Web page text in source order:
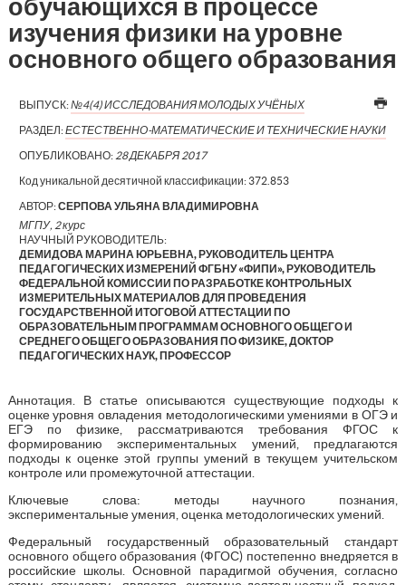
обучающихся в процессе
изучения физики на уровне
основного общего образования
ВЫПУСК:№4(4) ИССЛЕДОВАНИЯ МОЛОДЫХ УЧЁНЫХ
РАЗДЕЛ:ЕСТЕСТВЕННО-МАТЕМАТИЧЕСКИЕ И ТЕХНИЧЕСКИЕ НАУКИ
ОПУБЛИКОВАНО: 28 ДЕКАБРЯ 2017
Код уникальной десятичной классификации: 372.853
АВТОР:СЕРПОВА УЛЬЯНА ВЛАДИМИРОВНА
МГПУ, 2 курс
НАУЧНЫЙ РУКОВОДИТЕЛЬ:
ДЕМИДОВА МАРИНА ЮРЬЕВНА, РУКОВОДИТЕЛЬ ЦЕНТРА
ПЕДАГОГИЧЕСКИХ ИЗМЕРЕНИЙ ФГБНУ «ФИПИ», РУКОВОДИТЕЛЬ
ФЕДЕРАЛЬНОЙ КОМИССИИ ПО РАЗРАБОТКЕ КОНТРОЛЬНЫХ
ИЗМЕРИТЕЛЬНЫХ МАТЕРИАЛОВ ДЛЯ ПРОВЕДЕНИЯ
ГОСУДАРСТВЕННОЙ ИТОГОВОЙ АТТЕСТАЦИИ ПО
ОБРАЗОВАТЕЛЬНЫМ ПРОГРАММАМ ОСНОВНОГО ОБЩЕГО И
СРЕДНЕГО ОБЩЕГО ОБРАЗОВАНИЯ ПО ФИЗИКЕ, ДОКТОР
ПЕДАГОГИЧЕСКИХ НАУК, ПРОФЕССОР
Аннотация. В статье описываются существующие подходы к
оценке уровня овладения методологическими умениями в ОГЭ и
ЕГЭ по физике, рассматриваются требования ФГОС к
формированию экспериментальных умений, предлагаются
подходы к оценке этой группы умений в текущем учительском
контроле или промежуточной аттестации.
Ключевые слова: методы научного познания,
экспериментальные умения, оценка методологических умений.
Федеральный государственный образовательный стандарт
основного общего образования (ФГОС) постепенно внедряется в
российские школы. Основной парадигмой обучения, согласно